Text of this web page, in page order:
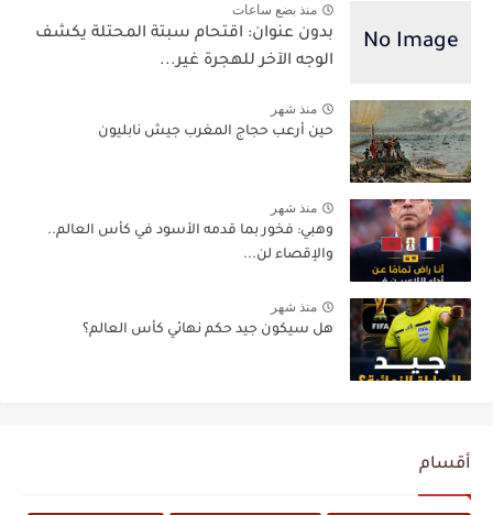
منذ بضع ساعات
بدون عنوان: اقتحام سبتة المحتلة يكشف
الوجه الآخر للهجرة غير...
منذ شهر
حين أرعب حجاج المغرب جيش نابليون
منذ شهر
وهبي: فخور بما قدمه الأسود في كأس العالم..
والإقصاء لن...
منذ شهر
هل سيكون جيد حكم نهائي كأس العالم؟
أقسام